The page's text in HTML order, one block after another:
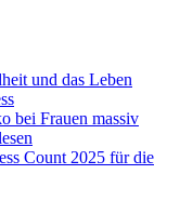
und das Leben
bei Frauen massiv
Count 2025 für die